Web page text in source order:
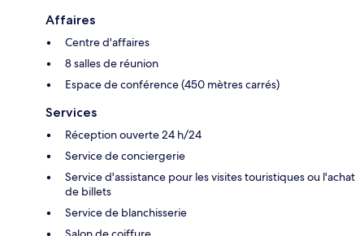
Affaires
Centre d'affaires
8 salles de réunion
Espace de conférence (450 mètres carrés)
Services
Réception ouverte 24 h/24
Service de conciergerie
Service d'assistance pour les visites touristiques ou l'achat
de billets
Service de blanchisserie